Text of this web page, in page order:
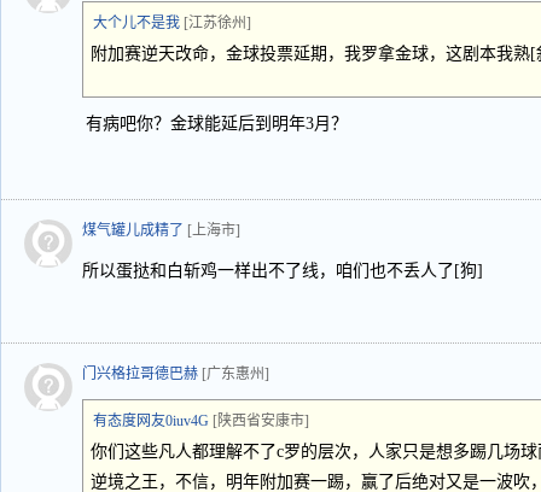
大个儿不是我 [江苏徐州]
附加赛逆天改命，金球投票延期，我罗拿金球，这剧本我熟
有病吧你？金球能延后到明年3月？
煤气罐儿成精了 [上海市]
所以蛋挞和白斩鸡一样出不了线，咱们也不丢人了[狗]
门兴格拉哥德巴赫 [广东惠州]
有态度网友0iuv4G [陕西省安康市]
你们这些凡人都理解不了c罗的层次，人家只是想多踢几场
逆境之王，不信，明年附加赛一踢，赢了后绝对又是一波吹